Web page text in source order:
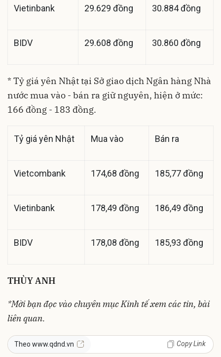
Vietinbank 29.629 đồng 30.884 đồng
BIDV 29.608 đồng 30.860 đồng
* Tỷ giá yên Nhật tại Sở giao dịch Ngân hàng Nhà
nước mua vào - bán ra giữ nguyên, hiện ở mức:
166 đồng - 183 đồng.
Tỷ giá yên Nhật Mua vào Bán ra
Vietcombank 174,68 đồng 185,77 đồng
Vietinbank 178,49 đồng 186,49 đồng
BIDV 178,08 đồng 185,93 đồng
THÙY ANH
*Mời bạn đọc vào chuyên mụcKinh tếxem các tin, bài
liên quan.
Theo www.qdnd.vn Copy Link